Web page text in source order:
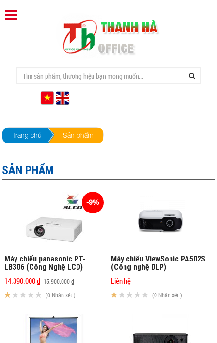
Trang chủ Sản phẩm
SẢN PHẨM
Máy chiếu panasonic PT-
LB306 (Công Nghệ LCD)
14.390.000 ₫ 15.900.000 ₫
(0 Nhận xét )
-9%
Máy chiếu ViewSonic PA502S
(Công nghệ DLP)
Liên hệ
(0 Nhận xét )